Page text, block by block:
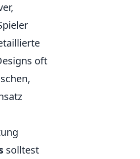
oft
solltest